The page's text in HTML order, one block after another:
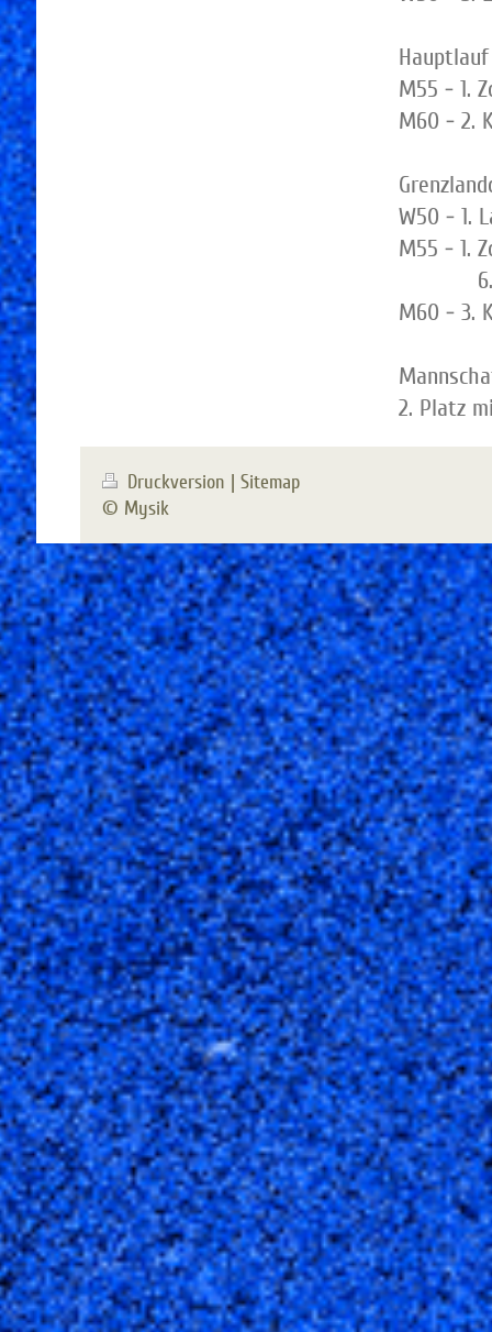
M55 - 1.
M60 - 2.
W50 - 1.
M55 - 1.
6.
M60 - 3.
2. Platz
Druckversion | Sitemap
© Mysik